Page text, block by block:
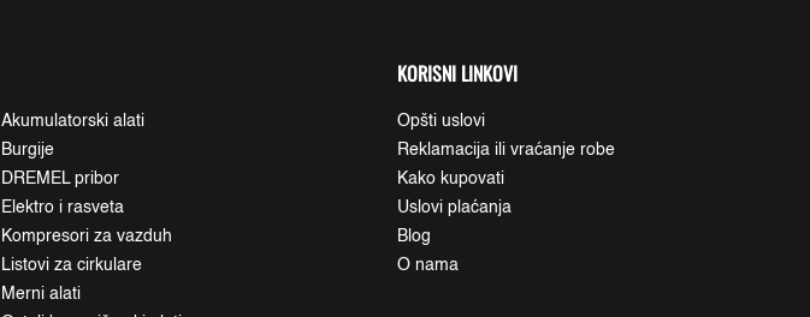
Akumulatorski alati
Burgije
DREMEL pribor
Elektro i rasveta
Kompresori za vazduh
Listovi za cirkulare
Merni alati
KORISNI LINKOVI
Opšti uslovi
Reklamacija ili vraćanje robe
Kako kupovati
Uslovi plaćanja
Blog
O nama